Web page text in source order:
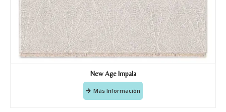
New Age Impala
Más Información